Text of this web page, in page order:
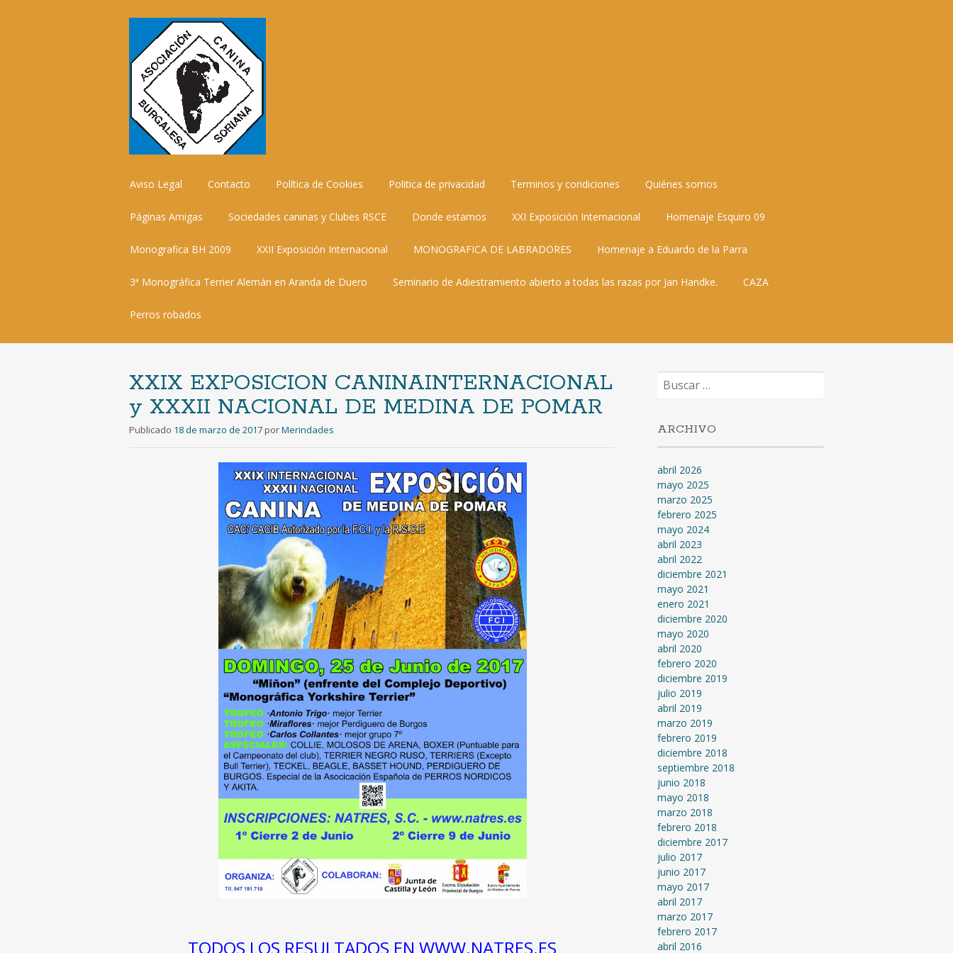
Ir
contenido
Aviso Legal Contacto Política de Cookies Politica de privacidad Terminos y condiciones Quiénes somos
Páginas Amigas Sociedades caninas y Clubes RSCE Donde estamos XXI Exposición Internacional Homenaje Esquiro 09
Monografica BH 2009 XXII Exposición Internacional MONOGRAFICA DE LABRADORES Homenaje a Eduardo de la Parra
3ª Monográfica Terrier Alemán en Aranda de Duero Seminario de Adiestramiento abierto a todas las razas por Jan Handke. CAZA
Perros robados
XXIX EXPOSICION CANINAINTERNACIONAL
y XXXII NACIONAL DE MEDINA DE POMAR
Publicado 18 de marzo de 2017 porMerindades
TODOS LOS RESULTADOS EN WWW.NATRES.ES
Buscar:
ARCHIVO
abril 2026
mayo 2025
marzo 2025
febrero 2025
mayo 2024
abril 2023
abril 2022
diciembre 2021
mayo 2021
enero 2021
diciembre 2020
mayo 2020
abril 2020
febrero 2020
diciembre 2019
julio 2019
abril 2019
marzo 2019
febrero 2019
diciembre 2018
septiembre 2018
junio 2018
mayo 2018
marzo 2018
febrero 2018
diciembre 2017
julio 2017
junio 2017
mayo 2017
abril 2017
marzo 2017
febrero 2017
abril 2016